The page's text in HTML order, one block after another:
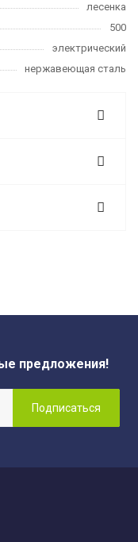
лесенка
500
электрический
нержавеющая сталь
предложения!